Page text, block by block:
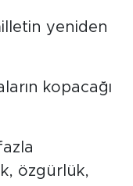
yeniden
kopacağı
özgürlük,